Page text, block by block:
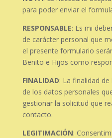
para poder enviar el
RESPONSABLE: Es mi
de carácter personal que
el presente formulario
Benito e Hijos como
FINALIDAD: La finalidad
de los datos personales
gestionar la solicitud que
contacto.
LEGITIMACIÓN: